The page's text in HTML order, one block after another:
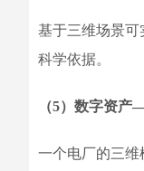
基于三维场景可
科学依据。
（5）数字资
一个电厂的三维